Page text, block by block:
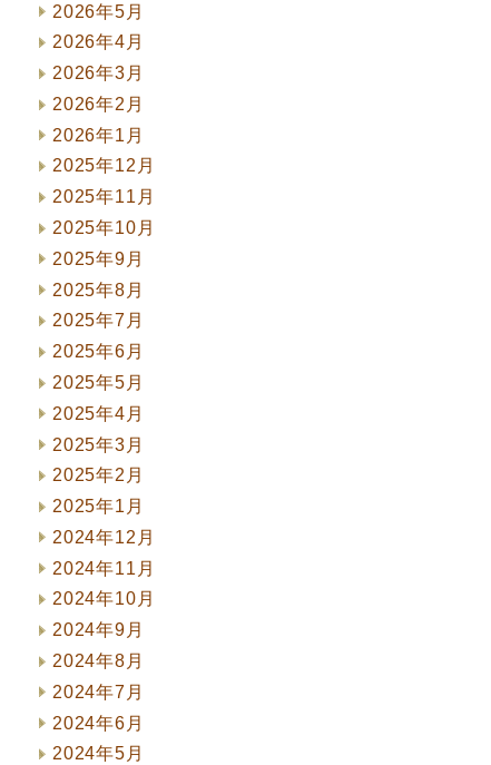
2026年5月
2026年4月
2026年3月
2026年2月
2026年1月
2025年12月
2025年11月
2025年10月
2025年9月
2025年8月
2025年7月
2025年6月
2025年5月
2025年4月
2025年3月
2025年2月
2025年1月
2024年12月
2024年11月
2024年10月
2024年9月
2024年8月
2024年7月
2024年6月
2024年5月